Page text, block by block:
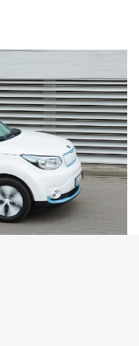
an Produkten
Ladeleistung von 3,7
einphasige oder
Bitte beachten
kann als die
Um
so schnell wie
wir Ihnen, eine
das mit der
Wenn Ihr
zu installieren und